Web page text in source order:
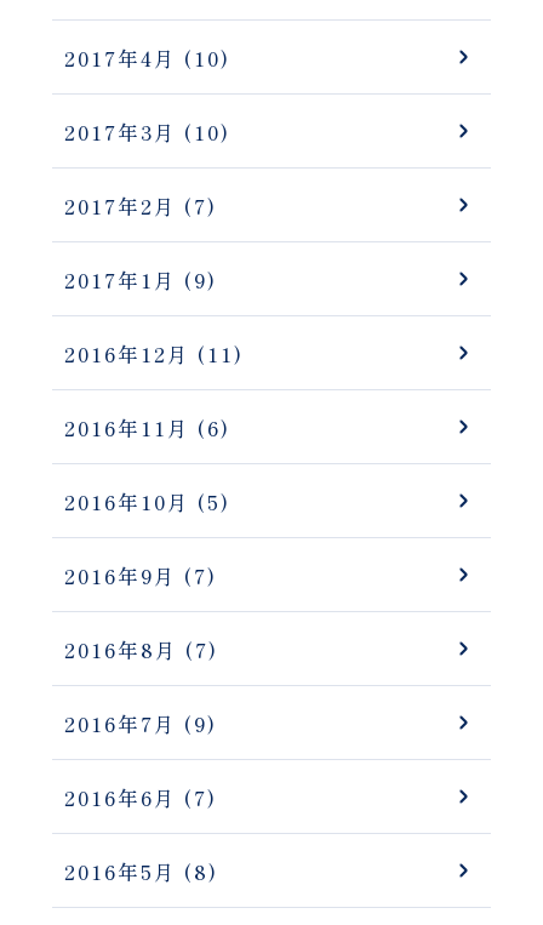
2017年4月 (10)
2017年3月 (10)
2017年2月 (7)
2017年1月 (9)
2016年12月 (11)
2016年11月 (6)
2016年10月 (5)
2016年9月 (7)
2016年8月 (7)
2016年7月 (9)
2016年6月 (7)
2016年5月 (8)